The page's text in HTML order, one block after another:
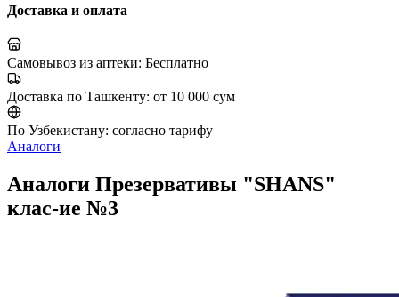
Доставка и оплата
Самовывоз из аптеки: Бесплатно
Доставка по Ташкенту: от 10 000 сум
По Узбекистану: согласно тарифу
Аналоги
Аналоги Презервативы "SHANS"
клас-ие №3